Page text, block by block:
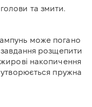
та змити.
може погано
розщепити
накопичення
пружна